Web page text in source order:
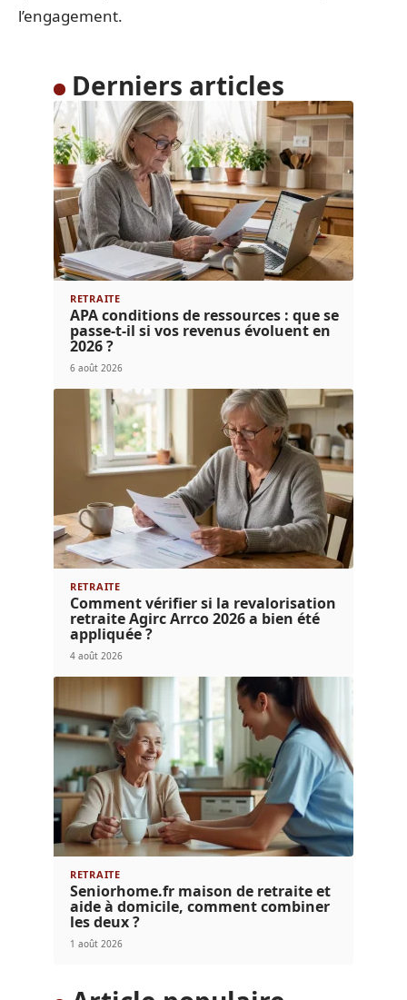
l’engagement.
Derniers articles
RETRAITE
APA conditions de ressources : que se
passe-t-il si vos revenus évoluent en
2026 ?
6 août 2026
RETRAITE
Comment vérifier si la revalorisation
retraite Agirc Arrco 2026 a bien été
appliquée ?
4 août 2026
RETRAITE
Seniorhome.fr maison de retraite et
aide à domicile, comment combiner
les deux ?
1 août 2026